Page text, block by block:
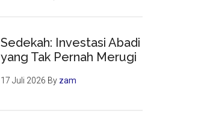
Sedekah: Investasi Abadi
yang Tak Pernah Merugi
17 Juli 2026 By zam